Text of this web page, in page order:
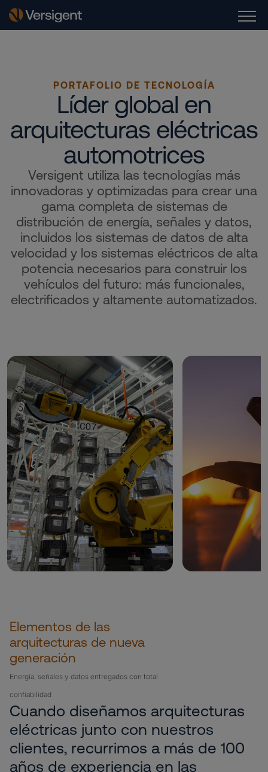
PORTAFOLIO DE TECNOLOGÍA
Líder global en
arquitecturas eléctricas
automotrices
Versigent utiliza las tecnologías más
innovadoras y optimizadas para crear una
gama completa de sistemas de
distribución de energía, señales y datos,
incluidos los sistemas de datos de alta
velocidad y los sistemas eléctricos de alta
potencia necesarios para construir los
vehículos del futuro: más funcionales,
electrificados y altamente automatizados.
Elementos de las
arquitecturas de nueva
generación
Energía, señales y datos entregados con total
confiabilidad
Cuando diseñamos arquitecturas
eléctricas junto con nuestros
clientes, recurrimos a más de 100
años de experiencia en las